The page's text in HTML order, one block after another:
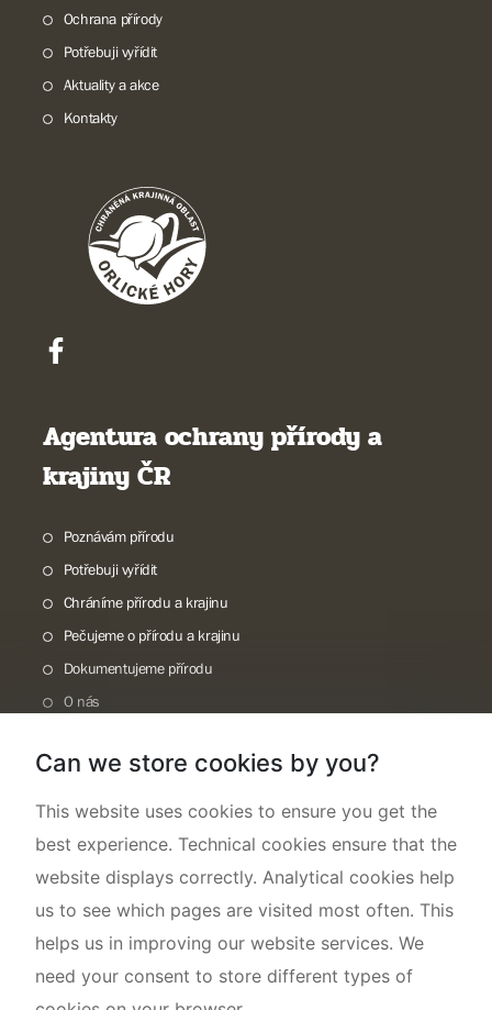
Ochrana přírody
Potřebuji vyřídit
Aktuality a akce
Kontakty
Agentura ochrany přírody a
krajiny ČR
Poznávám přírodu
Potřebuji vyřídit
Chráníme přírodu a krajinu
Pečujeme o přírodu a krajinu
Dokumentujeme přírodu
O nás
Can we store cookies by you?
This website uses cookies to ensure you get the
best experience. Technical cookies ensure that the
website displays correctly. Analytical cookies help
us to see which pages are visited most often. This
helps us in improving our website services. We
need your consent to store different types of